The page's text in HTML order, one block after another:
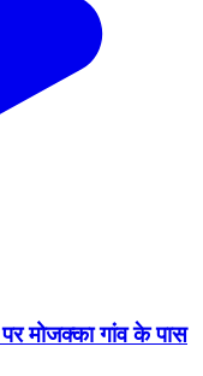
पर मोजक्का गांव के पास